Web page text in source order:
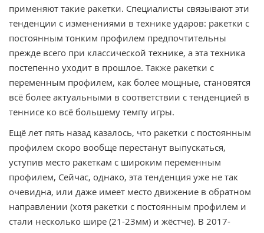
применяют такие ракетки. Специалисты связывают эти
тенденции с изменениями в технике ударов: ракетки с
постоянным тонким профилем предпочтительны
прежде всего при классической технике, а эта техника
постепенно уходит в прошлое. Также ракетки с
переменным профилем, как более мощные, становятся
всё более актуальными в соответствии с тенденцией в
теннисе ко всё большему темпу игры.
Ещё лет пять назад казалось, что ракетки с постоянным
профилем скоро вообще перестанут выпускаться,
уступив место ракеткам с широким переменным
профилем, Сейчас, однако, эта тенденция уже не так
очевидна, или даже имеет место движение в обратном
направлении (хотя ракетки с постоянным профилем и
стали несколько шире (21-23мм) и жёстче). В 2017-